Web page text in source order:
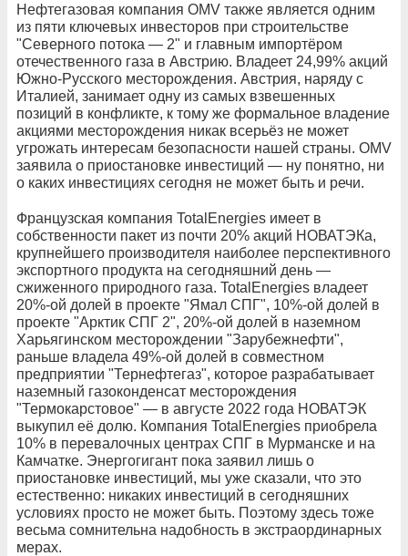
Нефтегазовая компания OMV также является одним
из пяти ключевых инвесторов при строительстве
"Северного потока — 2" и главным импортёром
отечественного газа в Австрию. Владеет 24,99% акций
Южно-Русского месторождения. Австрия, наряду с
Италией, занимает одну из самых взвешенных
позиций в конфликте, к тому же формальное владение
акциями месторождения никак всерьёз не может
угрожать интересам безопасности нашей страны. OMV
заявила о приостановке инвестиций — ну понятно, ни
о каких инвестициях сегодня не может быть и речи.
Французская компания TotalEnergies имеет в
собственности пакет из почти 20% акций НОВАТЭКа,
крупнейшего производителя наиболее перспективного
экспортного продукта на сегодняшний день —
сжиженного природного газа. TotalEnergies владеет
20%-ой долей в проекте "Ямал СПГ", 10%-ой долей в
проекте "Арктик СПГ 2", 20%-ой долей в наземном
Харьягинском месторождении "Зарубежнефти",
раньше владела 49%-ой долей в совместном
предприятии "Тернефтегаз", которое разрабатывает
наземный газоконденсат месторождения
"Термокарстовое" — в августе 2022 года НОВАТЭК
выкупил её долю. Компания TotalEnergies приобрела
10% в перевалочных центрах СПГ в Мурманске и на
Камчатке. Энергогигант пока заявил лишь о
приостановке инвестиций, мы уже сказали, что это
естественно: никаких инвестиций в сегодняшних
условиях просто не может быть. Поэтому здесь тоже
весьма сомнительна надобность в экстраординарных
мерах.